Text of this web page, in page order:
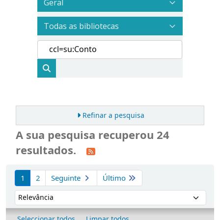
Refinar a pesquisa
A sua pesquisa recuperou 24
resultados.
Ordenar
1 2 Seguinte Último
Ordenar por: